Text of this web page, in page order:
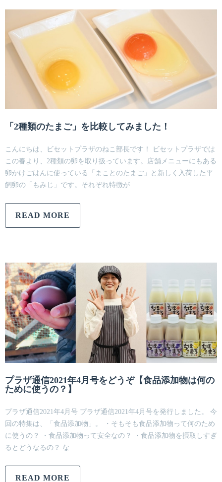
「2種類のたまご」を比較してみました！
こんにちは、ビセットプラザのねこ部長です！ ビセットプラザでは
この春より、2種類の卵を取り扱っています。店舗メニューにもある
卵かけごはんに使っている「まことのたまご」と新しく入荷した平
飼卵の「もみじ」です。それぞれ特徴が
READ MORE
プラザ通信2021年4月号をどうぞ【食品添加物は何の
ために使うの？】
プラザ通信2021年4月号 プラザ通信2021年4月号を発行しました。 今
回の特集は、「食品添加物」。 ・そもそも食品添加物って何のため
に使うの？ ・食品添加物って安全なの？ ・食品添加物を摂取しすぎ
るとどうなるの？ な
READ MORE